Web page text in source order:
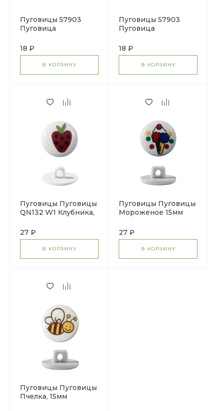
Пуговицы 57903
Пуговица
Золото (цена за 1 шт)
18 ₽
В КОРЗИНУ
Пуговицы 57903
Пуговица
Серебро (цена за 1
шт)
18 ₽
В КОРЗИНУ
Пуговицы Пуговицы
QN132 W1 Клубника,
27 ₽
В КОРЗИНУ
Пуговицы Пуговицы
Мороженое 15мм
27 ₽
В КОРЗИНУ
Пуговицы Пуговицы
Пчелка, 15мм